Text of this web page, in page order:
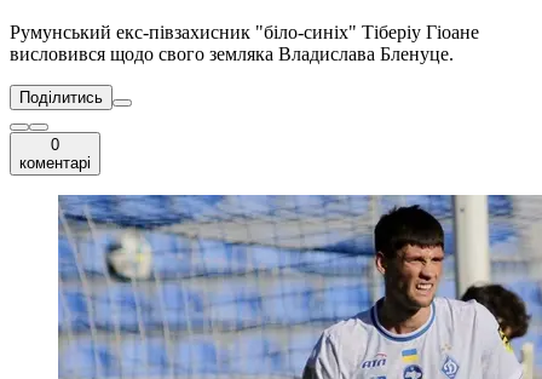
Румунський екс-півзахисник "біло-синіх" Тіберіу Гіоане
висловився щодо свого земляка Владислава Бленуце.
Поділитись
0
коментарі